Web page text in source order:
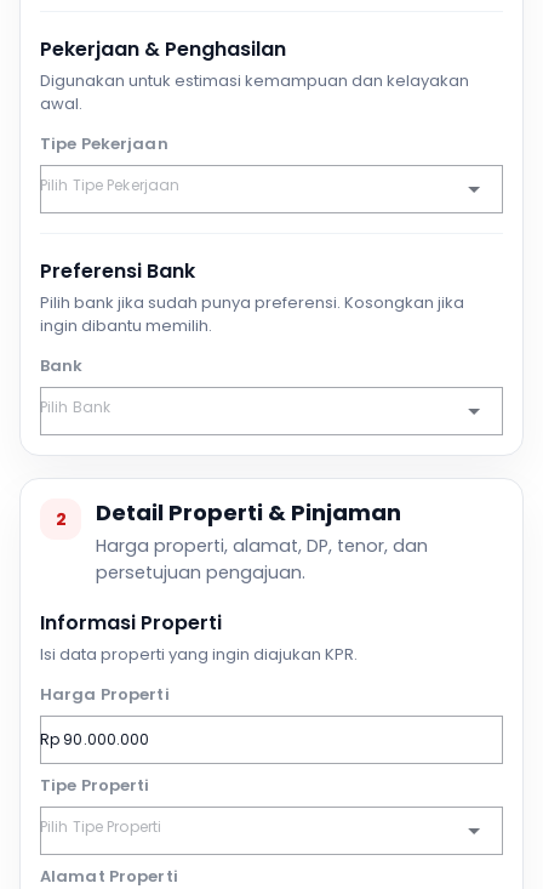
Pekerjaan & Penghasilan
Digunakan untuk estimasi kemampuan dan kelayakan
awal.
Tipe Pekerjaan
Preferensi Bank
Pilih bank jika sudah punya preferensi. Kosongkan jika
ingin dibantu memilih.
Bank
2 Detail Properti & Pinjaman
Harga properti, alamat, DP, tenor, dan
persetujuan pengajuan.
Informasi Properti
Isi data properti yang ingin diajukan KPR.
Harga Properti
Tipe Properti
Alamat Properti